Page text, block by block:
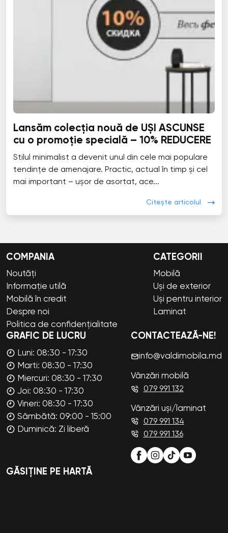
Lansăm colecția nouă de UȘI ASCUNSE
cu o promoție specială – 10% REDUCERE
Stilul minimalist a devenit unul din cele mai populare
tendințe de amenajare. Practic, actual în timp și cel
mai important – ușor de asortat, ace...
Citește articolul
COMPANIA
Noutăți
Informație utilă
Mobilă în credit
Despre noi
Politica de confidențialitate
CATEGORII
Mobilă
Uși de exterior
Uși pentru interior
Laminat
GRAFIC DE LUCRU
Luni: 08:30 - 17:30
Marti: 08:30 - 17:30
Miercuri: 08:30 - 17:30
Joi: 08:30 - 17:30
Vineri: 08:30 - 17:30
Sâmbătă: 09:00 - 15:00
Duminică: Zi liberă
CONTACTEAZĂ-NE!
info@valdimobila.md
Vânzări mobilă
079 991 132
Vânzări uși/laminat
079 991 134
079 991 136
GĂSIȚINE PE HARTĂ